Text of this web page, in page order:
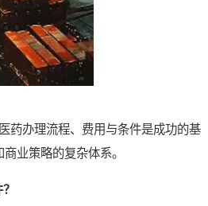
办理流程、费用与条件是成功的基
业策略的复杂体系。